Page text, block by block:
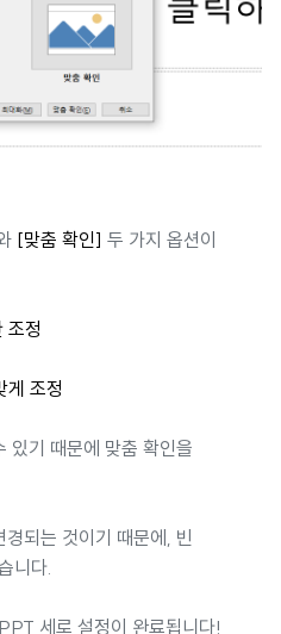
[맞춤 확인] 두 가지 옵션이
조정
게 조정
있기 때문에 맞춤 확인을
되는 것이기 때문에, 빈
니다.
세로 설정이 완료됩니다!